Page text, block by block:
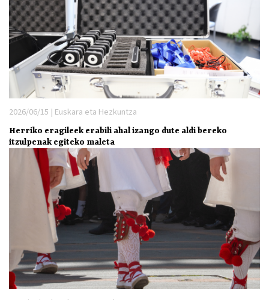
2026/06/15 | Euskara eta Hezkuntza
Herriko eragileek erabili ahal izango dute aldi bereko
itzulpenak egiteko maleta